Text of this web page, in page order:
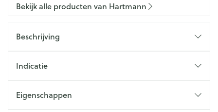
Bekijk alle producten van Hartmann
Beschrijving
Indicatie
Eigenschappen